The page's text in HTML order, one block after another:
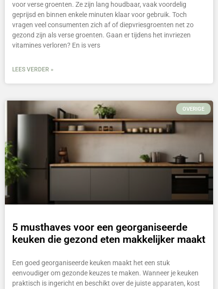
voor verse groenten. Ze zijn lang houdbaar, vaak voordelig
geprijsd en binnen enkele minuten klaar voor gebruik. Toch
vragen veel consumenten zich af of diepvriesgroenten net zo
gezond zijn als verse groenten. Gaan er tijdens het invriezen
vitamines verloren? En is vers
LEES VERDER »
OVERIGE
5 musthaves voor een georganiseerde
keuken die gezond eten makkelijker maakt
Een goed georganiseerde keuken maakt het een stuk
eenvoudiger om gezonde keuzes te maken. Wanneer je keuken
praktisch is ingericht en beschikt over de juiste apparaten, kost